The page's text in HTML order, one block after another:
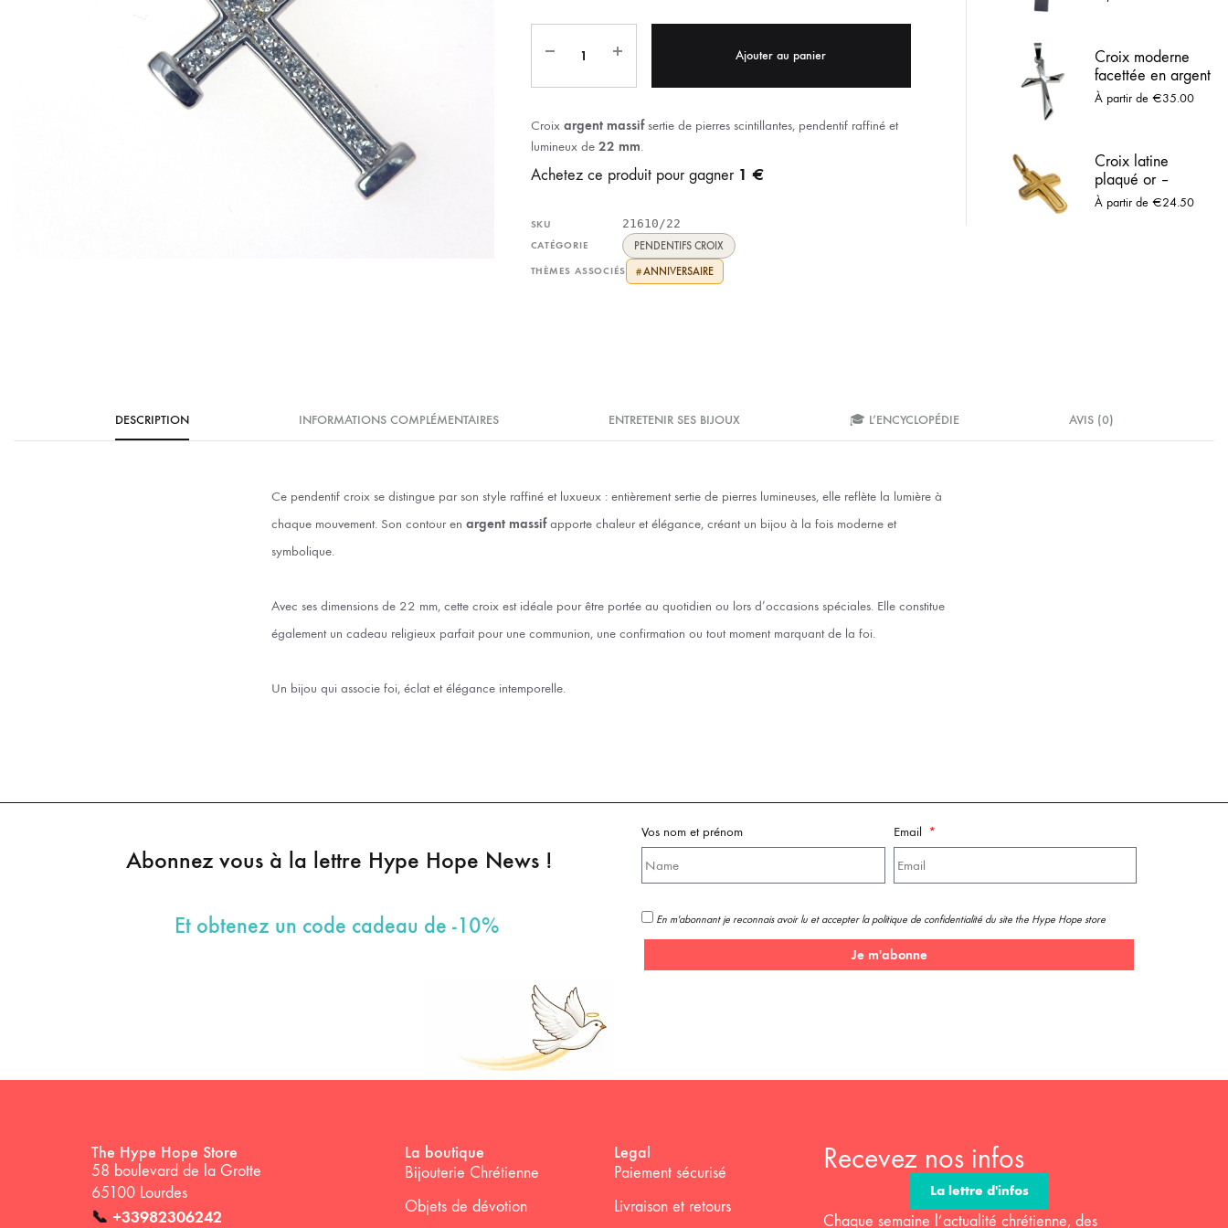
MÉDAILLES JÉSUS
MÉDAILLE SAINTS
MÉDAILLES ENFANTS
JONCS
EX-VOTOS ET COEURS SACRÉS
BOUGIES ET CIERGES
CUSTODES ET PYXIDES
SOUVENIRS DE LOURDES
Ajouter au panier
Croix argent massifsertie de pierres scintillantes, pendentif raffiné et
lumineux de 22 mm.
Achetez ce produit pour gagner 1 €
SKU 21610/22
CATÉGORIE PENDENTIFS CROIX
THÈMES ASSOCIÉS #ANNIVERSAIRE
Croix moderne
facettée en argent
massif
À partir de €35.00
Croix latine
plaqué or –
pendentif religieux
classique et
À partir de €24.50
DESCRIPTION INFORMATIONS COMPLÉMENTAIRES ENTRETENIR SES BIJOUX 🎓 L’ENCYCLOPÉDIE AVIS (0)
Ce pendentif croix se distingue par son style raffiné et luxueux : entièrement sertie de pierres lumineuses, elle reflète la lumière à
chaque mouvement. Son contour en argent massifapporte chaleur et élégance, créant un bijou à la fois moderne et
symbolique.
Avec ses dimensions de 22 mm, cette croix est idéale pour être portée au quotidien ou lors d’occasions spéciales. Elle constitue
également un cadeau religieux parfait pour une communion, une confirmation ou tout moment marquant de la foi.
Un bijou qui associe foi, éclat et élégance intemporelle.
Abonnez vous à la lettre Hype Hope News !
Et obtenez un code cadeau de -10%
Vos nom et prénom Email
En m'abonnant je reconnais avoir lu et accepter la politique de confidentialité du site the Hype Hope store
Je m'abonne
The Hype Hope Store
58 boulevard de la Grotte
65100 Lourdes
📞 +33982306242
La boutique
Bijouterie Chrétienne
Objets de dévotion
Legal
Paiement sécurisé
Livraison et retours
Recevez nos infos
La lettre d'infos
Chaque semaine l’actualité chrétienne, des